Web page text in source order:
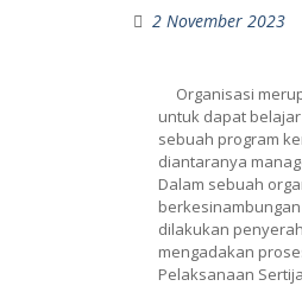
2 November 2023
Organisasi
untuk dapat
sebuah program
diantaranya
Dalam sebuah
dilakukan
mengadakan
Pelaksanaan